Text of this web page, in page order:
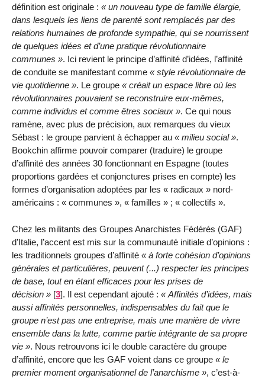
définition est originale :
un nouveau type de famille élargie,
dans lesquels les liens de parenté sont remplacés par des
relations humaines de profonde sympathie, qui se nourrissent
de quelques idées et d’une pratique révolutionnaire
communes
. Ici revient le principe d’affinité d’idées, l’affinité
de conduite se manifestant comme
style révolutionnaire de
vie quotidienne
. Le groupe
créait un espace libre où les
révolutionnaires pouvaient se reconstruire eux-mêmes,
comme individus et comme êtres sociaux
. Ce qui nous
ramène, avec plus de précision, aux remarques du vieux
Sébast : le groupe parvient à échapper au
milieu social
.
Bookchin affirme pouvoir comparer (traduire) le groupe
d’affinité des années 30 fonctionnant en Espagne (toutes
proportions gardées et conjonctures prises en compte) les
formes d’organisation adoptées par les « radicaux » nord-
américains : « communes », « familles » ; « collectifs ».
Chez les militants des Groupes Anarchistes Fédérés (GAF)
d’Italie, l’accent est mis sur la communauté initiale d’opinions :
les traditionnels groupes d’affinité
à forte cohésion d’opinions
générales et particulières, peuvent (...) respecter les principes
de base, tout en étant efficaces pour les prises de
décision
[3]. Il est cependant ajouté :
Affinités d’idées, mais
aussi affinités personnelles, indispensables du fait que le
groupe n’est pas une entreprise, mais une manière de vivre
ensemble dans la lutte, comme partie intégrante de sa propre
vie
. Nous retrouvons ici le double caractère du groupe
d’affinité, encore que les GAF voient dans ce groupe
le
premier moment organisationnel de l’anarchisme
, c’est-à-